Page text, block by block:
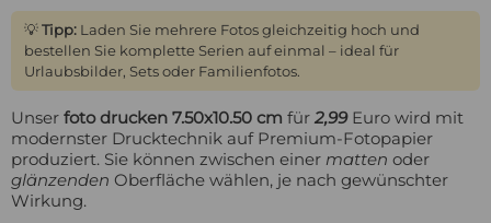
💡Tipp: Laden Sie mehrere Fotos gleichzeitig hoch und
bestellen Sie komplette Serien auf einmal – ideal für
Urlaubsbilder, Sets oder Familienfotos.
Unser foto drucken 7.50x10.50 cm für 2,99Euro wird mit
modernster Drucktechnik auf Premium-Fotopapier
produziert. Sie können zwischen einer matten oder
glänzenden Oberfläche wählen, je nach gewünschter
Wirkung.